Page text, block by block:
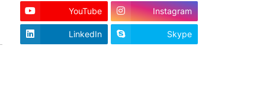
YouTube Instagram
LinkedIn Skype